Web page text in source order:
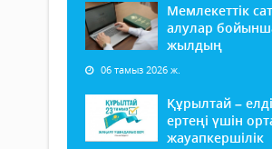
Мемлекеттік
алулар
жылдың
06 тамыз 2026 ж.
Құрылтай –
ертеңі үшін
жауапкершілік